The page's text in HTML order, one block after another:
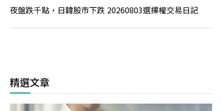
夜盤跌千點，日韓股市下跌 20260803選擇權交易日記
精選文章